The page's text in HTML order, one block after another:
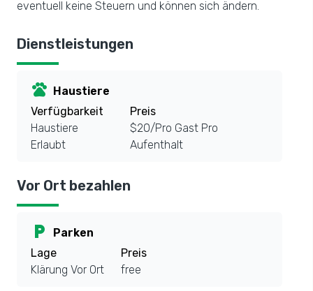
eventuell keine Steuern und können sich ändern.
Dienstleistungen
pets Haustiere
Verfügbarkeit
Haustiere
Erlaubt
Preis
$20/Pro Gast Pro
Aufenthalt
Vor Ort bezahlen
local_parking
Parken
Lage
Klärung Vor Ort
Preis
free